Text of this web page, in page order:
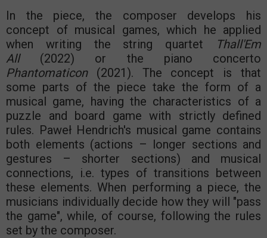
In the piece, the composer develops his
concept of musical games, which he applied
when writing the string quartet
Thall'Em
All(2022) or the piano concerto
Phantomaticon(2021). The concept is that
some parts of the piece take the form of a
musical game, having the characteristics of a
puzzle and board game with strictly defined
rules. Paweł Hendrich's musical game contains
both elements (actions – longer sections and
gestures – shorter sections) and musical
connections, i.e. types of transitions between
these elements. When performing a piece, the
musicians individually decide how they will "pass
the game", while, of course, following the rules
set by the composer.